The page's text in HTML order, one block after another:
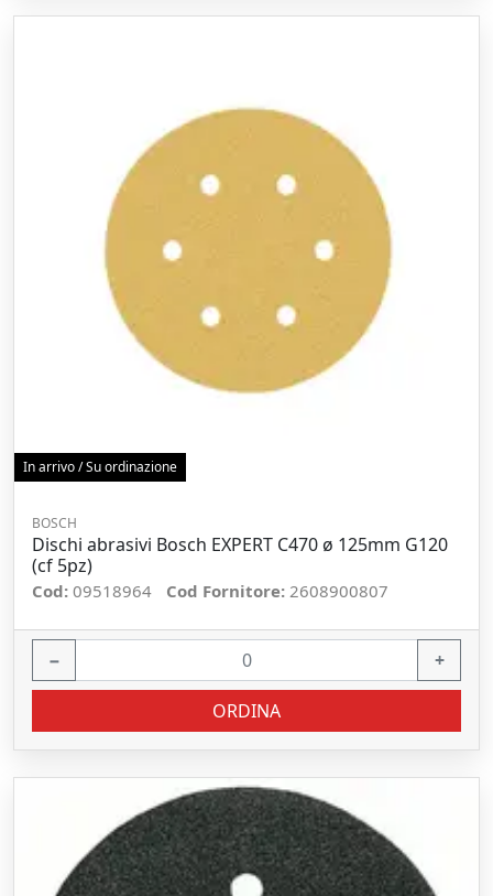
In arrivo / Su ordinazione
BOSCH
Dischi abrasivi Bosch EXPERT C470 ø 125mm G120
(cf 5pz)
Cod: 09518964 Cod Fornitore: 2608900807
− +
ORDINA